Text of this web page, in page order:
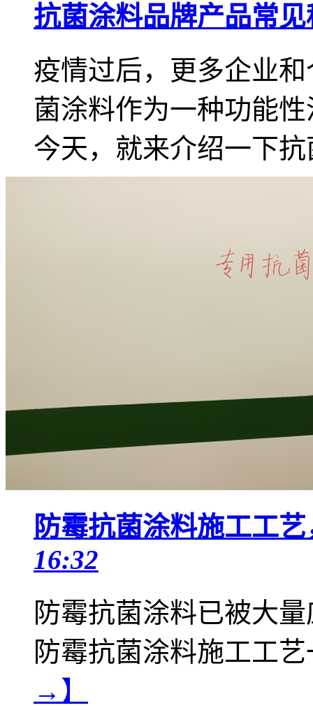
抗菌涂料品牌产品常
疫情过后，更多企业
菌涂料作为一种功能
今天，就来介绍一下
防霉抗菌涂料施工工
16:32
防霉抗菌涂料已被大
防霉抗菌涂料施工工
→】